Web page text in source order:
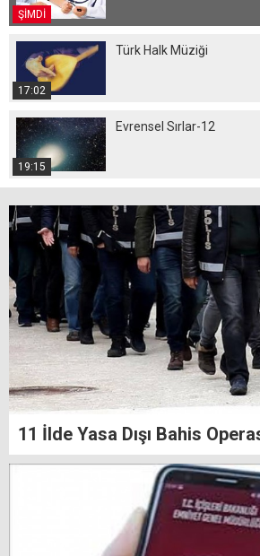
ŞİMDİ
17:02
Türk Halk Müziği
19:15
Evrensel Sırlar-12
11 İlde Yasa Dışı Bahis